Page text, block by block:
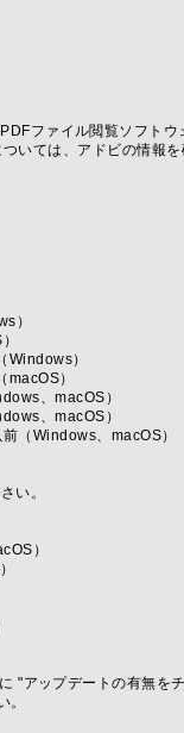
ファイル閲覧ソフ
いては、アドビの情報を
）
）
）
、macOS）
、macOS）
（Windows、macOS）
い。
）
アップデートの有無
。